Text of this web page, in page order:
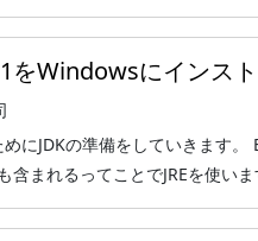
をWindowsにインス
にJDKの準備をしていきます
含まれるってことでJREを使い